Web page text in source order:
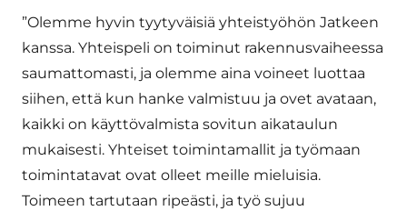
”Olemme hyvin tyytyväisiä yhteistyöhön Jatkeen
kanssa. Yhteispeli on toiminut raken­nusvaiheessa
saumattomasti, ja olemme aina voineet luottaa
siihen, että kun hanke valmis­tuu ja ovet avataan,
kaikki on käyttövalmista sovitun aikataulun
mukaisesti. Yhteiset toimin­tamallit ja työmaan
toimintatavat ovat olleet meille mieluisia.
Toimeen tartutaan ripeästi, ja työ sujuu